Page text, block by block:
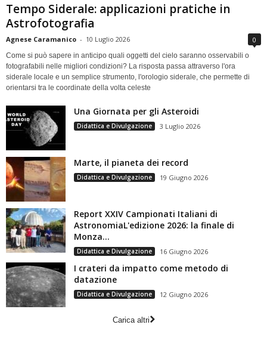
Tempo Siderale: applicazioni pratiche in
Astrofotografia
Agnese Caramanico - 10 Luglio 2026 0
Come si può sapere in anticipo quali oggetti del cielo saranno osservabili o
fotografabili nelle migliori condizioni? La risposta passa attraverso l'ora
siderale locale e un semplice strumento, l'orologio siderale, che permette di
orientarsi tra le coordinate della volta celeste
Una Giornata per gli Asteroidi
Didattica e Divulgazione 3 Luglio 2026
Marte, il pianeta dei record
Didattica e Divulgazione 19 Giugno 2026
Report XXIV Campionati Italiani di
AstronomiaL'edizione 2026: la finale di
Monza...
Didattica e Divulgazione 16 Giugno 2026
I crateri da impatto come metodo di
datazione
Didattica e Divulgazione 12 Giugno 2026
Carica altri